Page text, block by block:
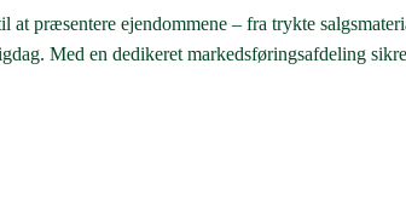
præsentere ejendommene – fra trykte
Med en dedikeret markedsføringsafdeling